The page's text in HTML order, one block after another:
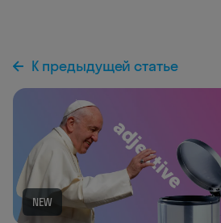
К предыдущей статье
NEW